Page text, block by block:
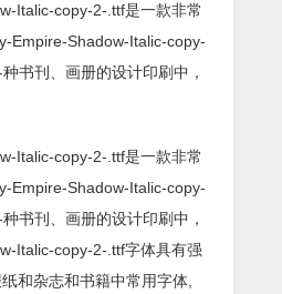
Italic-copy-2-.ttf是一款非常
Empire-Shadow-Italic-copy-
书刊、画册的设计印刷中，
Italic-copy-2-.ttf是一款非常
Empire-Shadow-Italic-copy-
书刊、画册的设计印刷中，
Italic-copy-2-.ttf字体具有强
和杂志和书籍中常用字体,